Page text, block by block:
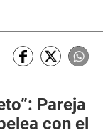
Pareja
con el